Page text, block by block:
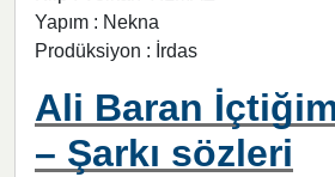
Yapım : Nekna
Prodüksiyon : İrdas
Ali Baran
– Şarkı sözleri